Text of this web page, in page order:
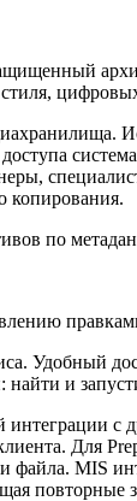
копирования.
по
Удобный
и
с
Для
MIS
повторные